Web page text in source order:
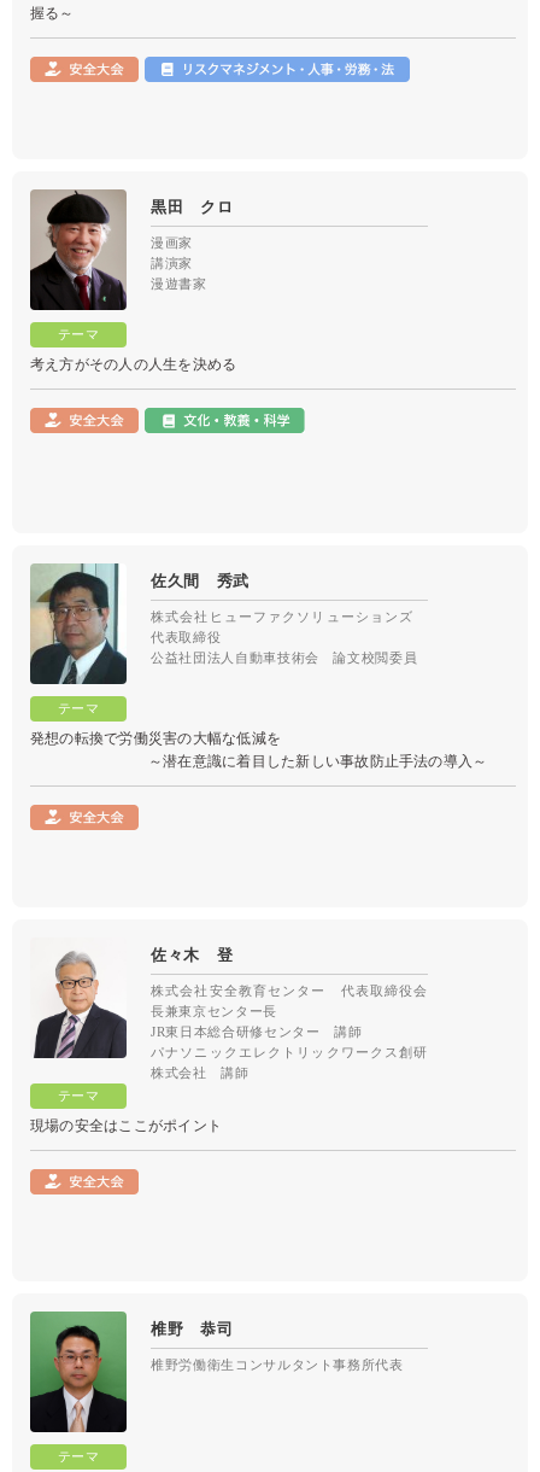
握る～
黒田 クロ
漫画家
講演家
漫遊書家
考え方がその人の人生を決める
佐久間 秀武
株式会社ヒューファクソリューションズ
代表取締役
公益社団法人自動車技術会 論文校閲委員
発想の転換で労働災害の大幅な低減を
～潜在意識に着目した新しい事故防止手法の導入～
佐々木 登
株式会社安全教育センター 代表取締役会
長兼東京センター長
JR東日本総合研修センター 講師
パナソニックエレクトリックワークス創研
株式会社 講師
現場の安全はここがポイント
椎野 恭司
椎野労働衛生コンサルタント事務所代表